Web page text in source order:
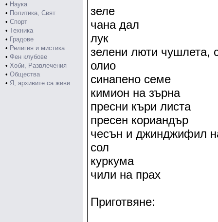
• Наука
• Политика, Свят
• Спорт
• Техника
• Градове
• Религия и мистика
• Фен клубове
• Хоби, Развлечения
• Общества
• Я, архивите са живи
зеле
чана дал
лук
зелени люти чушлета,
олио
синапено семе
кимион на зърна
пресни къри листа
пресен кориандър
чесън и джинджифил
сол
куркума
чили на прах
Приготвяне: